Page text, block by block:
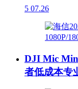
5 07.26
DJI Mic
者低成本专